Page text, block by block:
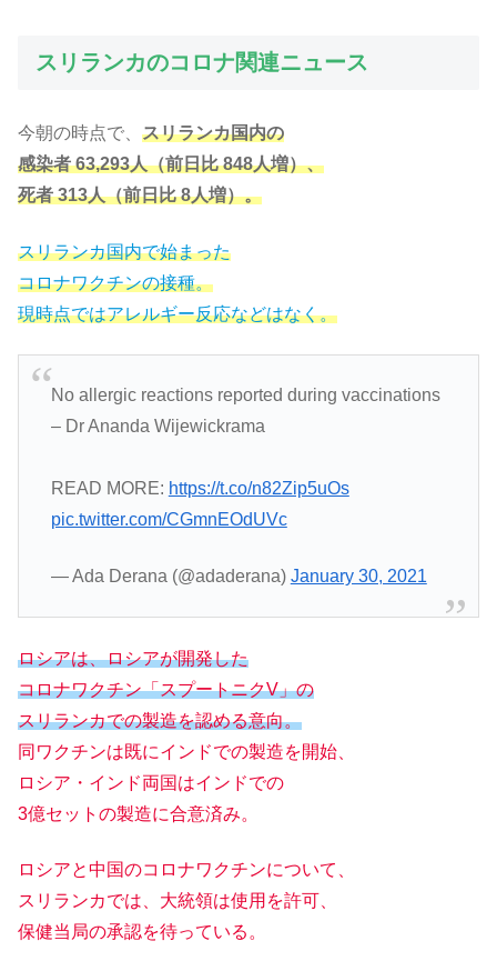
スリランカのコロナ関連ニュース
今朝の時点で、 スリランカ国内の
感染者 63,293人（前日比 848人増）、
死者 313人（前日比 8人増）。
スリランカ国内で始まった
コロナワクチンの接種。
現時点ではアレルギー反応などはなく。
No allergic reactions reported during vaccinations
– Dr Ananda Wijewickrama
READ MORE: https://t.co/n82Zip5uOs
pic.twitter.com/CGmnEOdUVc
— Ada Derana (@adaderana) January 30, 2021
ロシアは、ロシアが開発した
コロナワクチン「スプートニクV」の
スリランカでの製造を認める意向。
同ワクチンは既にインドでの製造を開始、
ロシア・インド両国はインドでの
3億セットの製造に合意済み。
ロシアと中国のコロナワクチンについて、
スリランカでは、大統領は使用を許可、
保健当局の承認を待っている。